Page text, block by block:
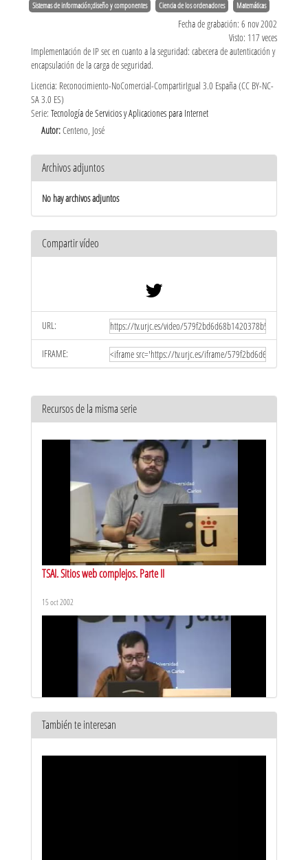
Sistemas de información;diseño y componentes Ciencia de los ordenadores Matemáticas
Fecha de grabación: 6 nov 2002
Visto: 117 veces
Implementación de IP sec en cuanto a la seguridad: cabecera de autenticación y
encapsulación de la carga de seguridad.
Licencia: Reconocimiento-NoComercial-CompartirIgual 3.0 España (CC BY-NC-
SA 3.0 ES)
Serie: Tecnología de Servicios y Aplicaciones para Internet
Autor:Centeno, José
Archivos adjuntos
No hay archivos adjuntos
Compartir vídeo
URL:
IFRAME:
Recursos de la misma serie
TSAI. Sitios web complejos. Parte II
15 oct 2002
También te interesan